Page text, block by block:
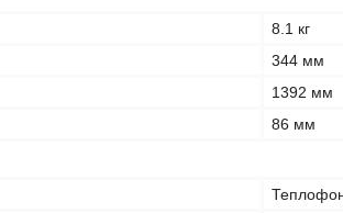
8.1 кг
344 мм
1392 мм
86 мм